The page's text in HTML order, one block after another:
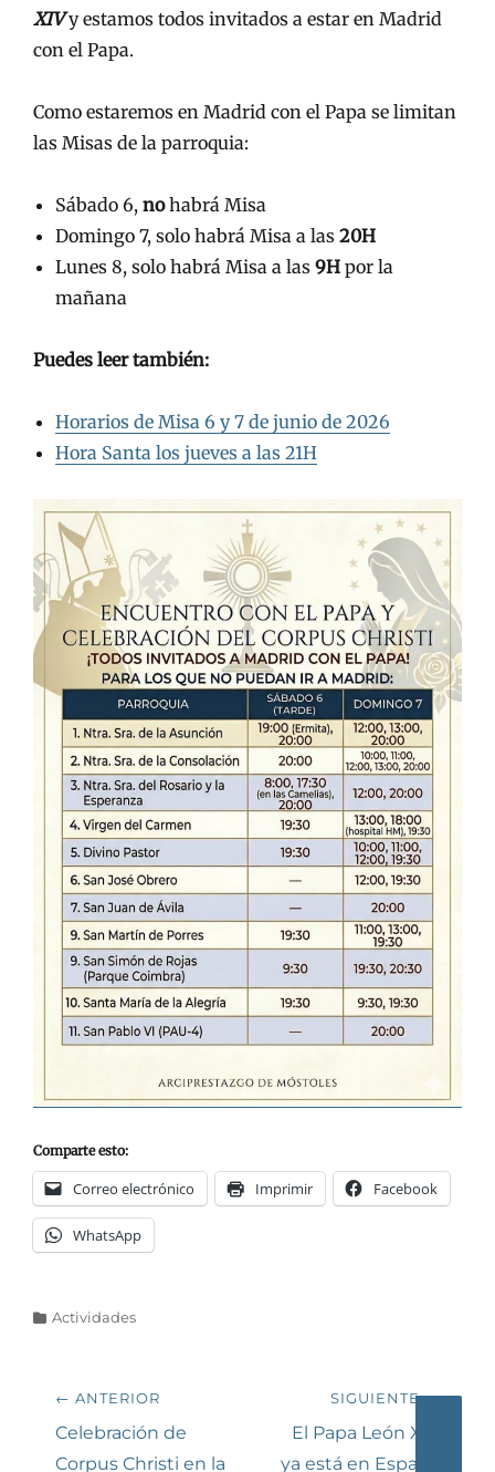
XIVy estamos todos invitados a estar en Madrid
con el Papa.
Como estaremos en Madrid con el Papa se limitan
las Misas de la parroquia:
Sábado 6, nohabrá Misa
Domingo 7, solo habrá Misa a las 20H
Lunes 8, solo habrá Misa a las 9H por la
mañana
Puedes leer también:
Horarios de Misa 6 y 7 de junio de 2026
Hora Santa los jueves a las 21H
Comparte esto:
Correo electrónico Imprimir Facebook
WhatsApp
Categorías
Actividades
Navegación
de
← ANTERIOR
Entrada
anterior:
Celebración de
Corpus Christi en la
SIGUIENTE →
Siguiente
entrada:
El Papa León XIV
ya está en España